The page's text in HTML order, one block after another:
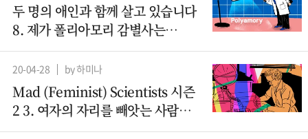
두 명의 애인과 함께 살고 있습니다
8. 제가 폴리아모리 감별사는
아니지만요
20-04-28 by 하미나
Mad (Feminist) Scientists 시즌
2 3. 여자의 자리를 빼앗는 사람들 -
컴퓨터과학(1)